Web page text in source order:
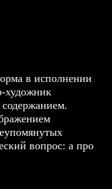
в исполнении
художник
вопрос: а про